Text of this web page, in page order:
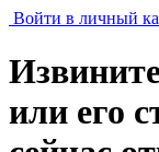
Войти в личный
или его